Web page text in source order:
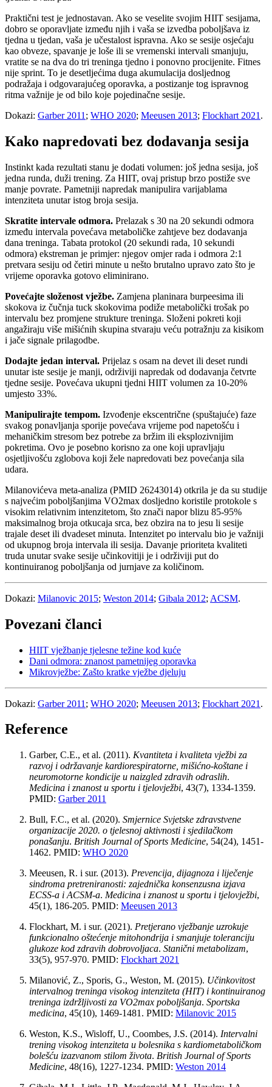
Praktični test je jednostavan. Ako se veselite svojim HIIT sesijama,
dobro se oporavljate između njih i vaša se izvedba poboljšava iz
tjedna u tjedan, vaša je učestalost ispravna. Ako se sesije osjećaju
kao obveze, spavanje je loše ili se vremenski intervali smanjuju,
vratite se na dva do tri treninga tjedno i ponovno procijenite. Fitnes
nije sprint. To je desetljećima duga akumulacija dosljednog
podražaja i odgovarajućeg oporavka, a postizanje tog ispravnog
ritma važnije je od bilo koje pojedinačne sesije.
Dokazi: Garber 2011 ; WHO 2020; Meeusen 2013; Flockhart 2021 .
Kako napredovati bez dodavanja sesija
Instinkt kada rezultati stanu je dodati volumen: još jedna sesija, još
jedna runda, duži trening. Za HIIT, ovaj pristup brzo postiže sve
manje povrate. Pametniji napredak manipulira varijablama
intenziteta unutar istog broja sesija.
Skratite intervale odmora. Prelazak s 30 na 20 sekundi odmora
između intervala povećava metaboličke zahtjeve bez dodavanja
dana treninga. Tabata protokol (20 sekundi rada, 10 sekundi
odmora) ekstreman je primjer: njegov omjer rada i odmora 2:1
pretvara sesiju od četiri minute u nešto brutalno upravo zato što je
vrijeme oporavka gotovo eliminirano.
Povećajte složenost vježbe. Zamjena planinara burpeesima ili
skokova iz čučnja tuck skokovima podiže metabolički trošak po
intervalu bez promjene strukture treninga. Složeni pokreti koji
angažiraju više mišićnih skupina stvaraju veću potražnju za kisikom
i jače signale prilagodbe.
Dodajte jedan interval. Prijelaz s osam na devet ili deset rundi
unutar iste sesije je manji, održiviji napredak od dodavanja četvrte
tjedne sesije. Povećava ukupni tjedni HIIT volumen za 10-20%
umjesto 33%.
Manipulirajte tempom. Izvođenje ekscentrične (spuštajuće) faze
svakog ponavljanja sporije povećava vrijeme pod napetošću i
mehaničkim stresom bez potrebe za bržim ili eksplozivnijim
pokretima. Ovo je posebno korisno za one koji upravljaju
osjetljivošću zglobova koji žele napredovati bez povećanja sila
udara.
Milanovićeva meta-analiza (PMID 26243014) otkrila je da su studije
s najvećim poboljšanjima VO2max dosljedno koristile protokole s
visokim relativnim intenzitetom, što znači napor blizu 85-95%
maksimalnog broja otkucaja srca, bez obzira na to jesu li sesije
trajale deset ili dvadeset minuta. Intenzitet po intervalu bio je važniji
od ukupnog broja intervala ili sesija. Davanje prioriteta kvaliteti
truda unutar svake sesije učinkovitiji je i održiviji put do
kontinuiranog poboljšanja od jurnjave za količinom.
Dokazi: Milanovic 2015; Weston 2014; Gibala 2012; ACSM.
Povezani članci
HIIT vježbanje tjelesne težine kod kuće
Dani odmora: znanost pametnijeg oporavka
Mikrovježbe: Zašto kratke vježbe djeluju
Dokazi: Garber 2011 ; WHO 2020; Meeusen 2013; Flockhart 2021 .
Reference
Garber, C.E., et al. (2011). Kvantiteta i kvaliteta vježbi za
razvoj i održavanje kardiorespiratorne, mišićno-koštane i
neuromotorne kondicije u naizgled zdravih odraslih.
Medicina i znanost u sportu i tjelovježbi, 43(7), 1334-1359.
PMID: Garber 2011
Bull, F.C., et al. (2020). Smjernice Svjetske zdravstvene
organizacije 2020. o tjelesnoj aktivnosti i sjedilačkom
ponašanju. British Journal of Sports Medicine, 54(24), 1451-
1462. PMID: WHO 2020
Meeusen, R. i sur. (2013). Prevencija, dijagnoza i liječenje
sindroma pretreniranosti: zajednička konsenzusna izjava
ECSS-a i ACSM-a. Medicina i znanost u sportu i tjelovježbi,
45(1), 186-205. PMID: Meeusen 2013
Flockhart, M. i sur. (2021). Pretjerano vježbanje uzrokuje
funkcionalno oštećenje mitohondrija i smanjuje toleranciju
glukoze kod zdravih dobrovoljaca. Stanični metabolizam,
33(5), 957-970. PMID: Flockhart 2021
Milanović, Z., Sporis, G., Weston, M. (2015). Učinkovitost
intervalnog treninga visokog intenziteta (HIT) i kontinuiranog
treninga izdržljivosti za VO2max poboljšanja. Sportska
medicina, 45(10), 1469-1481. PMID: Milanovic 2015
Weston, K.S., Wisloff, U., Coombes, J.S. (2014). Intervalni
trening visokog intenziteta u bolesnika s kardiometaboličkom
bolešću izazvanom stilom života. British Journal of Sports
Medicine, 48(16), 1227-1234. PMID: Weston 2014